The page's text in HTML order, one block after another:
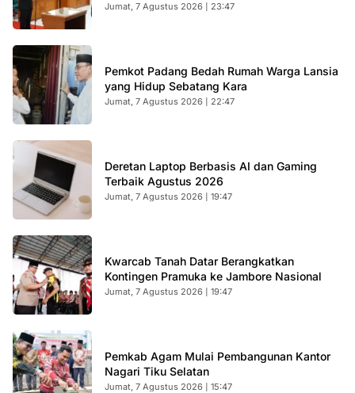
Jumat, 7 Agustus 2026 | 23:47
Pemkot Padang Bedah Rumah Warga Lansia
yang Hidup Sebatang Kara
Jumat, 7 Agustus 2026 | 22:47
Deretan Laptop Berbasis AI dan Gaming
Terbaik Agustus 2026
Jumat, 7 Agustus 2026 | 19:47
Kwarcab Tanah Datar Berangkatkan
Kontingen Pramuka ke Jambore Nasional
Jumat, 7 Agustus 2026 | 19:47
Pemkab Agam Mulai Pembangunan Kantor
Nagari Tiku Selatan
Jumat, 7 Agustus 2026 | 15:47